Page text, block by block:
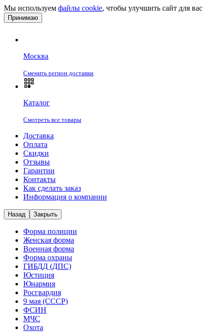
Мы используем файлы cookie, чтобы улучшить сайт для вас
Принимаю
Москва
Сменить регион доставки
Каталог
Смотреть все товары
Доставка
Оплата
Скидки
Отзывы
Гарантии
Контакты
Как сделать заказ
Информация о компании
Назад Закрыть
Форма полиции
Женская форма
Военная форма
Форма охраны
ГИБДД (ДПС)
Юстиция
Юнармия
Росгвардия
9 мая (СССР)
ФСИН
МЧС
Охота